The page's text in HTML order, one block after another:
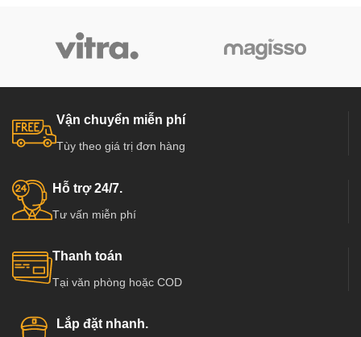
Vận chuyển miễn phí
Tùy theo giá trị đơn hàng
Hỗ trợ 24/7.
Tư vấn miễn phí
Thanh toán
Tại văn phòng hoặc COD
Lắp đặt nhanh.